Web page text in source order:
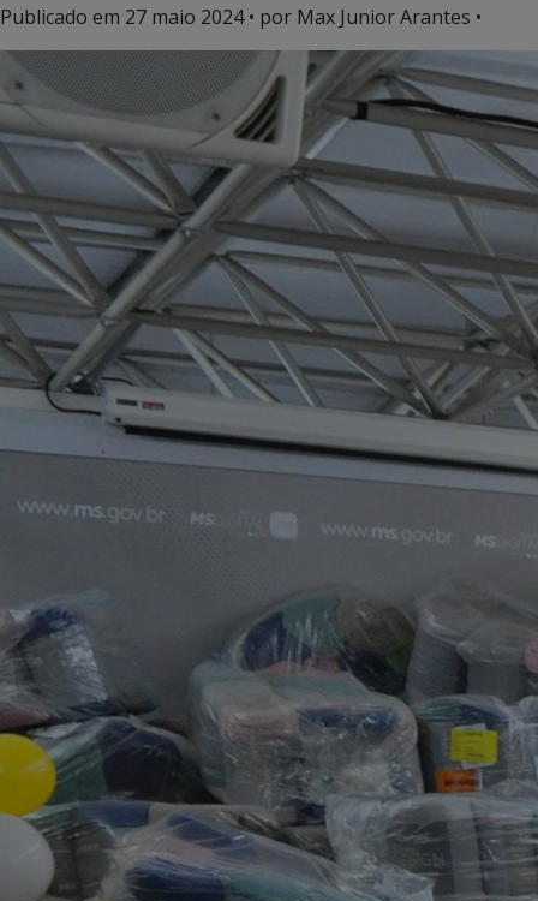
Publicado em 27 maio 2024• por Max Junior Arantes •